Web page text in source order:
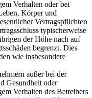
Verhalten oder bei
Körper und
Vertragspflichten
typischerweise
der Höhe nach auf
begrenzt. Dies
wie insbesondere
außer bei der
Gesundheit oder
Verhalten des Betreibers